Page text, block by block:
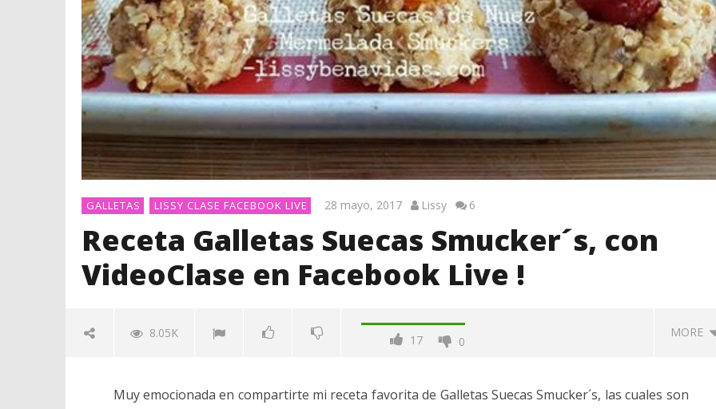
GALLETAS LISSY CLASE FACEBOOK LIVE 28 mayo, 2017 Lissy 6
Receta Galletas Suecas Smucker´s, con
VideoClase en Facebook Live !
8.05K 17 0
MORE
Saludable
Muy emocionada en compartirte mi receta favorita de Galletas Suecas Smucker´s, las cuales son